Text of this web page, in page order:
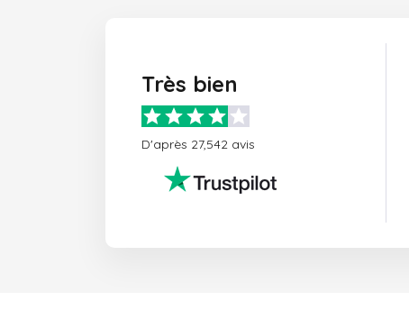
Très bien
D'après 27,542 avis